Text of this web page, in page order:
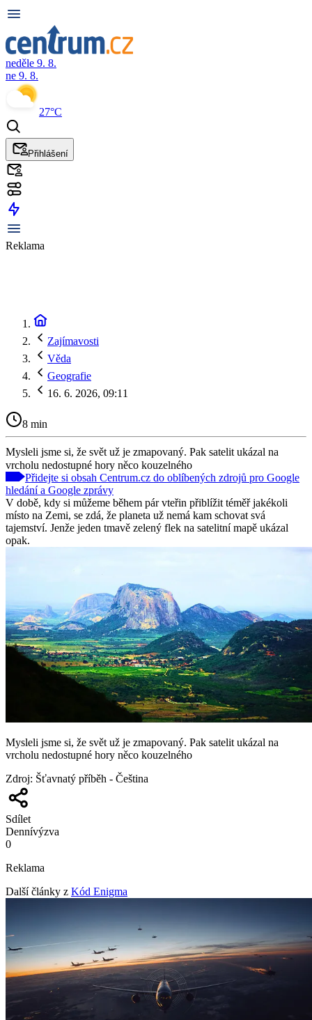
neděle 9. 8.
ne 9. 8.
27°C
Přihlášení
Reklama
Zajímavosti
Věda
Geografie
16. 6. 2026, 09:11
8 min
Mysleli jsme si, že svět už je zmapovaný. Pak satelit ukázal na
vrcholu nedostupné hory něco kouzelného
Přidejte si obsah Centrum.cz do oblíbených zdrojů pro Google
hledání a Google zprávy
V době, kdy si můžeme během pár vteřin přiblížit téměř jakékoli
místo na Zemi, se zdá, že planeta už nemá kam schovat svá
tajemství. Jenže jeden tmavě zelený flek na satelitní mapě ukázal
opak.
Mysleli jsme si, že svět už je zmapovaný. Pak satelit ukázal na
vrcholu nedostupné hory něco kouzelného
Zdroj: Šťavnatý příběh - Čeština
Sdílet
Dennívýzva
0
Reklama
Další články z Kód Enigma